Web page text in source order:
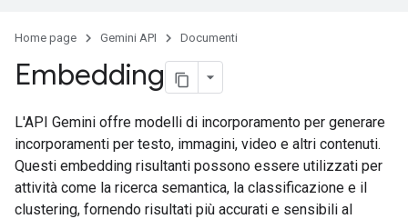
Home page Gemini API Documenti
Embedding
L'API Gemini offre modelli di incorporamento per generare
incorporamenti per testo, immagini, video e altri contenuti.
Questi embedding risultanti possono essere utilizzati per
attività come la ricerca semantica, la classificazione e il
clustering, fornendo risultati più accurati e sensibili al